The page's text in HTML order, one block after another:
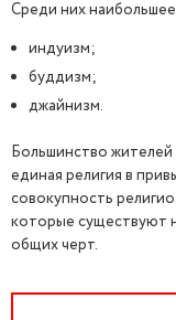
Среди них
индуизм;
буддизм;
джайнизм.
Большинство
единая религия в
совокупность
которые существуют
общих черт.